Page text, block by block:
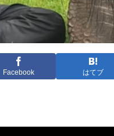
Facebook はてブ